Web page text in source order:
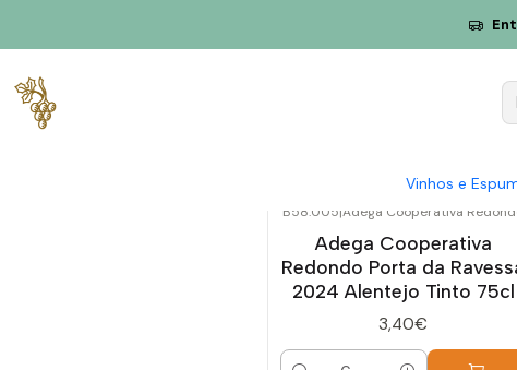
Vinhos e
B58.005|Adega Cooperativa
Adega Cooperativa
Redondo Porta da
2024 Alentejo Tinto 75cl
3,40€